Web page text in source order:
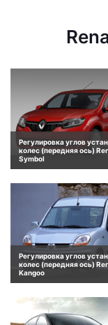
Регулировка углов
колес (передняя ось)
Symbol
Регулировка углов
колес (передняя ось)
Kangoo